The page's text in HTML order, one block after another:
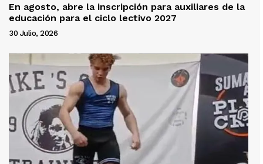
En agosto, abre la inscripción para auxiliares de la
educación para el ciclo lectivo 2027
30 Julio, 2026